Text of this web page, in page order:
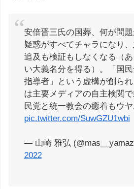
安倍晋三氏の国葬、何が問
疑惑がすべてチャラになり
追及も検証もしなくなる（
い大義名分を得る）。「国
指導者」という虚構が創ら
は主要メディアの自主検閲
民党と統一教会の癒着もウヤ
pic.twitter.com/SuwGZU1wbi
— 山崎 雅弘
2022